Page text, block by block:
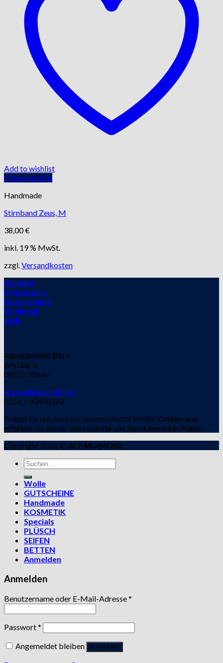
Add to wishlist
Schnellansicht
Handmade
Stirnband Zeus, M
38,00€
inkl. 19 % MwSt.
zzgl.Versandkosten
Kontakt
Impressum
Datenschutz
Widerruf
AGB
Alpakamobil Büro
Am Gut 3
08525 Plauen
www.alpakamobil.de
0151 – 40448162
Folgen Sie uns auch auf unseren Social Media Kanälen und
erfahren Sie immer das Neueste von Alpakamobil in Plauen.
Copyright 2026 © ALPAKAMOBIL
Suchen
nach:
Wolle
GUTSCHEINE
Handmade
KOSMETIK
Specials
PLÜSCH
SEIFEN
BETTEN
Anmelden
Anmelden
Benutzername oder E-Mail-Adresse*
Passwort*
Angemeldet bleiben
Anmelden